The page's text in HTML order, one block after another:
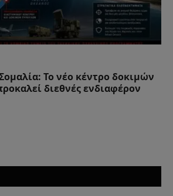
Το νέο κέντρο δοκιμών
διεθνές ενδιαφέρον